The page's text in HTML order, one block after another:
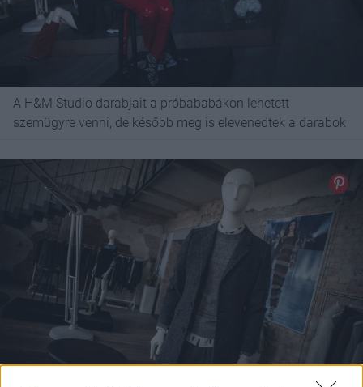
A H&M Studio darabjait a próbababákon lehetett
szemügyre venni, de később meg is elevenedtek a darabok